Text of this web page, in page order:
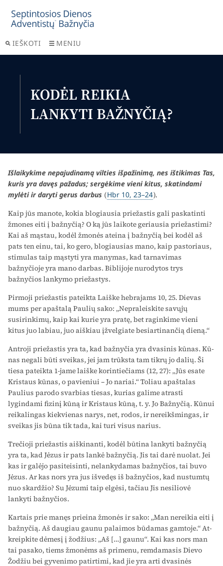
IEŠKOTI MENIU
KODĖL REIKIA
LANKYTI BAŽNYČIĄ?
Išlaikykime nepajudinamą vilties išpažinimą, nes ištikimas Tas,
kuris yra davęs pažadus; sergėkime vieni kitus, skatindami
mylėti ir daryti gerus darbus (Hbr 10, 23–24).
Kaip jūs manote, kokia blogiausia priežastis gali paskatinti
žmones eiti į bažnyčią? O ką jūs laikote geriausia priežastimi?
Kai aš mąstau, kodėl žmonės ateina į bažnyčią bei kodėl aš
pats ten einu, tai, ko gero, blogiausias mano, kaip pastoriaus,
stimulas taip mąstyti yra manymas, kad tarnavimas
bažnyčioje yra mano dar­bas. Biblijoje nurodytos trys
bažnyčios lankymo priežastys.
Pirmoji priežastis pateikta Laiške hebrajams 10, 25. Dievas
mums per apaštalą Paulių sako: „Nepraleiskite savųjų
susirinkimų, kaip kai kurie yra pratę, bet raginkime vieni
kitus juo labiau, juo aiškiau įžvelgiate besiartinančią dieną.“
Antroji priežastis yra ta, kad bažnyčia yra dvasinis kūnas. Kū­
nas negali būti sveikas, jei jam trūksta tam tikrų jo dalių. Ši
tiesa pateikta 1-jame laiške korintiečiams (12, 27): „Jūs esate
Kristaus kūnas, o pavieniui – Jo nariai.“ Toliau apaštalas
Paulius parodo svar­bias tiesas, kurias galime atrasti
lygindami fizinį kūną ir Kristaus kūną, t. y. Jo Bažnyčią. Kūnui
reikalingas kiekvienas narys, net, rodos, ir nereikšmingas, ir
sveikas jis būna tik tada, kai turi visus narius.
Trečioji priežastis aiškinanti, kodėl būtina lankyti bažnyčią
yra ta, kad Jėzus ir pats lankė bažnyčią. Jis tai darė nuolat. Jei
kas ir galėjo pasiteisinti, nelankydamas bažnyčios, tai buvo
Jė­zus. Ar kas nors yra jus išvedęs iš bažnyčios, kad nustumtų
nuo skardžio? Su Jėzumi taip elgėsi, tačiau Jis nesiliovė
lankyti baž­nyčios.
Kartais prie manęs prieina žmonės ir sako: „Man nereikia eiti į
bažnyčią. Aš daugiau gaunu palaimos būdamas gamtoje.“ At­
kreipkite dėmesį į žodžius: „Aš […] gaunu“. Kai kas nors man
tai pasako, tiems žmonėms aš primenu, remdamasis Dievo
Žodžiu bei gyvenimo patirtimi, kad jie yra arti dvasinės